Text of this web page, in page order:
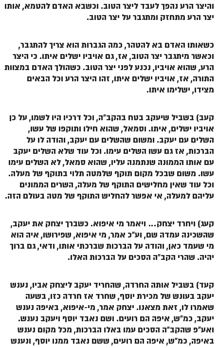
והיצר הרע נהפך לעבד ליצר הטוב. וכשבא האדם להטמא, אותו
יצר הרע מתחזק ומתגבר על יצר הטוב.
כשאותו האדם בא להטהר, כמה הגברות הוא צריך להתגבר,
וכאשר מיתגבר יצר הטוב, אז, גם אויביו ישלים איתו. כי היצר
הרע, שהוא אויביו, נכנע לפני יצר הטוב. כשהולך האדם במצוות
התורה, אז, אויביו ישלים איתו, זהו היצר הרע וכל הבאים
מצידו, ישלימו איתו.
קעב) בשביל שיעקב בטח בהקב"ה, וכל דרכיו היו לשמו, על כן
אויביו ישלים, איתו. וסמאל, שהוא חילו ותוקפו של עשו,
השלים עם יעקב. ומשום שהשלים עם יעקב, והודה לו על
הברכות, אז גם עשו השלים עימו. וכל עוד שלא השלים יעקב
עם אותו הממונה שנתמנה עליו, שהוא סמאל, לא השלים עימו
עשו. משום שבכל מקום תוקף שלמטה תלוי בתוקף של מעלה.
וכל עוד שאין מחלישים התוקף של מעלה, השרים הממונים
עליהם למעלה, אי אפשר להחליש התוקף של מטה בעולם הזה.
קעג) ויחרד יצחק… ויאמר מי איפוא. כשברך יצחק את יעקב,
שהשכינה עמדה שם, וע"כ אמר, מי איפוא, שפירושו, איה הוא
מי שעמד כאן, והודה על הברכות שברכתי אותו, ודאי, גם ברוך
יהיה. שהרי הקב"ה הסכים על הברכות האלו.
קעד) בשביל אותה החרדה, שהחריד יעקב ליצחק אביו, נענש
יעקב בעונש של מכירת יוסף, שחרד אז חרדה כזו, בשעה
שאמרו לו, זאת מצאנו. יצחק אמר, מי-איפוא, באיפה נענש
יעקב, כמ"ש, איפה הם רועים. ושם נאבד יוסף ויעקב נענש.
ואע"פ שהקב"ה הסכים עמו באלו הברכות, מכל מקום נענש
באיפה, כמ"ש, איפה הם רועים, ששם נאבד ממנו יוסף, ונענש